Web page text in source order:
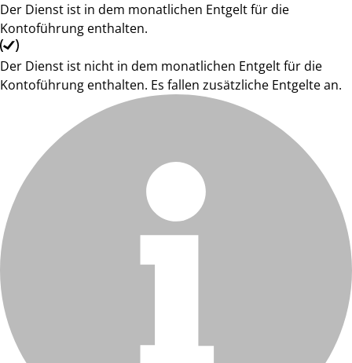
Der Dienst ist in dem monatlichen Entgelt für die
Kontoführung enthalten.
Der Dienst ist nicht in dem monatlichen Entgelt für die
Kontoführung enthalten. Es fallen zusätzliche Entgelte an.